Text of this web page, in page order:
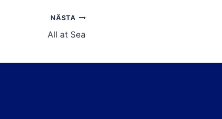
NÄSTA
All at Sea